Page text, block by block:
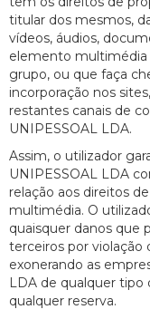
titular dos mesmos,
vídeos, áudios,
elemento multimédia
grupo, ou que faça
incorporação nos
restantes canais de
UNIPESSOAL LDA.
Assim, o utilizador
UNIPESSOAL LDA
relação aos direitos
multimédia. O
quaisquer danos que
terceiros por violação
exonerando as
LDA de qualquer
qualquer reserva.